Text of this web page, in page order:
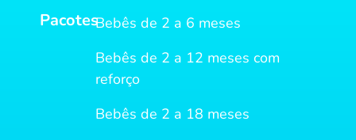
PacotesBebês de 2 a 6 meses
Bebês de 2 a 12 meses com
reforço
Bebês de 2 a 18 meses